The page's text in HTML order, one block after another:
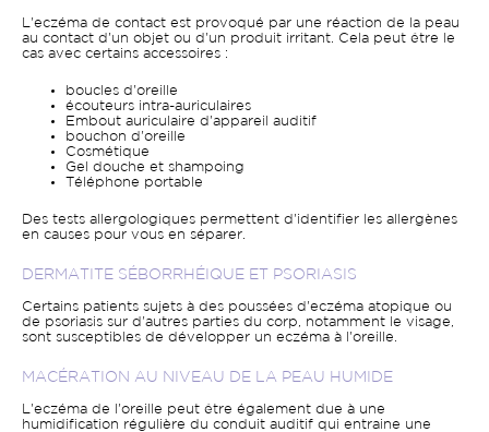
L'eczéma de contact est provoqué par une réaction de la peau
au contact d'un objet ou d'un produit irritant. Cela peut être le
cas avec certains accessoires :
boucles d'oreille
écouteurs intra-auriculaires
Embout auriculaire d'appareil auditif
bouchon d'oreille
Cosmétique
Gel douche et shampoing
Téléphone portable
Des tests allergologiques permettent d'identifier les allergènes
en causes pour vous en séparer.
DERMATITE SÉBORRHÉIQUE ET PSORIASIS
Certains patients sujets à des poussées d'eczéma atopique ou
de psoriasis sur d'autres parties du corp, notamment le visage,
sont susceptibles de développer un eczéma à l'oreille.
MACÉRATION AU NIVEAU DE LA PEAU HUMIDE
L'eczéma de l'oreille peut être également due à une
humidification régulière du conduit auditif qui entraine une